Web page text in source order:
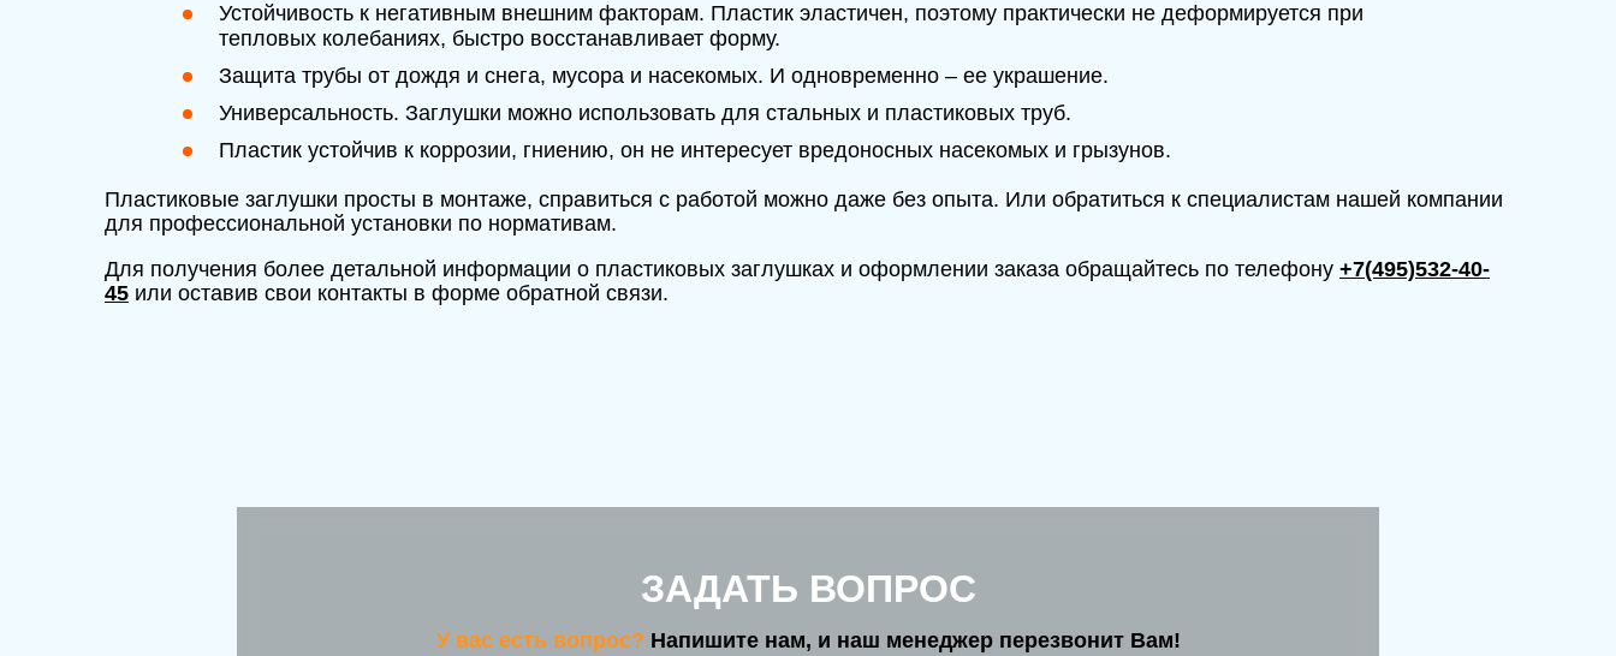
Устойчивость к негативным внешним факторам. Пластик эластичен, поэтому практически не деформируется при
тепловых колебаниях, быстро восстанавливает форму.
Защита трубы от дождя и снега, мусора и насекомых. И одновременно – ее украшение.
Универсальность. Заглушки можно использовать для стальных и пластиковых труб.
Пластик устойчив к коррозии, гниению, он не интересует вредоносных насекомых и грызунов.
Пластиковые заглушки просты в монтаже, справиться с работой можно даже без опыта. Или обратиться к специалистам нашей компании
для профессиональной установки по нормативам.
Для получения более детальной информации о пластиковых заглушках и оформлении заказа обращайтесь по телефону +7(495)532-40-
45 или оставив свои контакты в форме обратной связи.
ЗАДАТЬ ВОПРОС
У вас есть вопрос? Напишите нам, и наш менеджер перезвонит Вам!